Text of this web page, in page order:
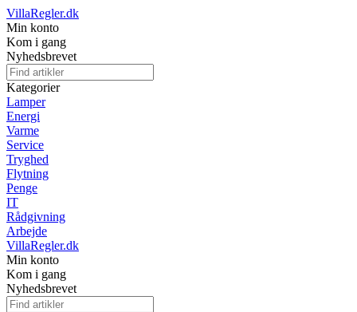
VillaRegler.dk
Min konto
Kom i gang
Nyhedsbrevet
Kategorier
Lamper
Energi
Varme
Service
Tryghed
Flytning
Penge
IT
Rådgivning
Arbejde
VillaRegler.dk
Min konto
Kom i gang
Nyhedsbrevet